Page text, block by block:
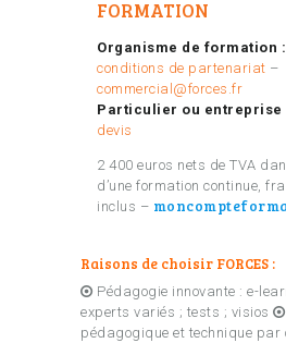
FORMATION
Organisme de formation :
conditions de partenariat –
commercial@forces.fr
Particulier ou entreprise
devis
2 400 euros nets de TVA
d’une formation continue,
inclus –
Raisons de choisir FORCES :
Pédagogie innovante : e-
experts variés ; tests ; visios
pédagogique et technique par